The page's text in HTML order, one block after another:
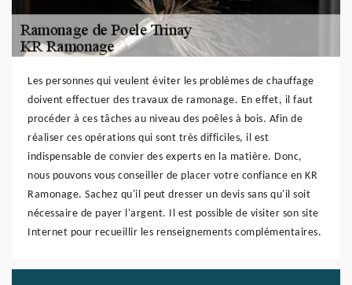
Les personnes qui veulent éviter les problèmes de chauffage
doivent effectuer des travaux de ramonage. En effet, il faut
procéder à ces tâches au niveau des poêles à bois. Afin de
réaliser ces opérations qui sont très difficiles, il est
indispensable de convier des experts en la matière. Donc,
nous pouvons vous conseiller de placer votre confiance en KR
Ramonage. Sachez qu'il peut dresser un devis sans qu'il soit
nécessaire de payer l'argent. Il est possible de visiter son site
Internet pour recueillir les renseignements complémentaires.